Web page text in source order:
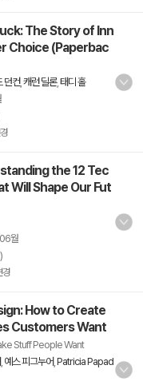
The Story of Inn
Choice (Paperbac
던컨, 캐런 딜론, 태디 홀
the 12 Tec
Will Shape Our Fut
월
경
How to Create
Customers Want
Stuff People Want
예스 피그누어 Patricia Papad